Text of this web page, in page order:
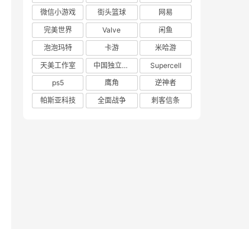
微信小游戏
街头篮球
网易
完美世界
Valve
闲鱼
泡泡玛特
卡游
米哈游
天美工作室
中国独立游戏联盟
Supercell
ps5
鹰角
逆神者
帕斯亚科技
全面战争 刺客信条